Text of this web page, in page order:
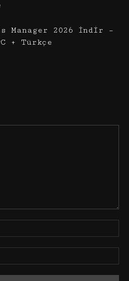
Manager 2026 İndir –
+ Türkçe